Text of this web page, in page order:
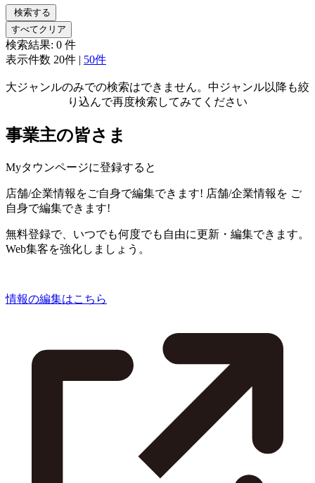
検索する
すべてクリア
検索結果: 0 件
表示件数 20件 | 50件
大ジャンルのみでの検索はできません。中ジャンル以降も絞
り込んで再度検索してみてください
事業主の皆さま
Myタウンページに登録すると
店舗/企業情報をご自身で編集できます! 店舗/企業情報を ご
自身で編集できます!
無料登録で、いつでも何度でも自由に更新・編集できます。
Web集客を強化しましょう。
情報の編集はこちら